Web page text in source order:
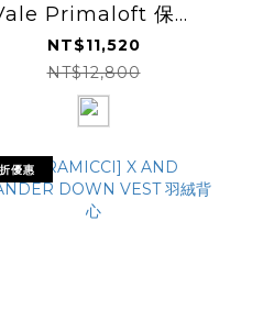
Primaloft 保暖
連帽外套
NT$11,520
NT$12,800
優惠